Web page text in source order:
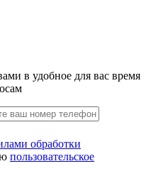
в удобное для вас время
обработки
пользовательское